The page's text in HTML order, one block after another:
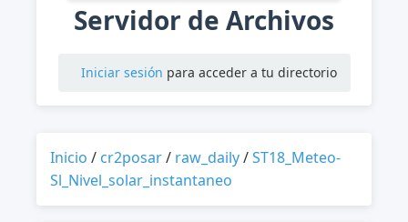
Servidor de Archivos
Iniciar sesión para acceder a tu directorio
Inicio / cr2posar/ raw_daily/ST18_Meteo-
Sl_Nivel_solar_instantaneo